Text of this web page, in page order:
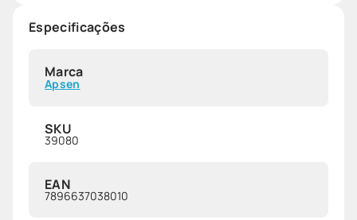
Especificações
Marca
Apsen
SKU
39080
EAN
7896637038010